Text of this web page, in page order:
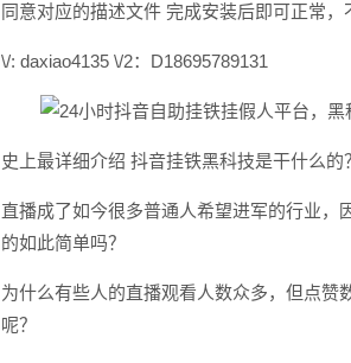
同意对应的描述文件 完成安装后即可正常，
\/: daxiao4135 \/2：D18695789131
史上最详细介绍 抖音挂铁黑科技是干什么的
直播成了如今很多普通人希望进军的行业
的如此简单吗？
为什么有些人的直播观看人数众多，但点赞
呢？